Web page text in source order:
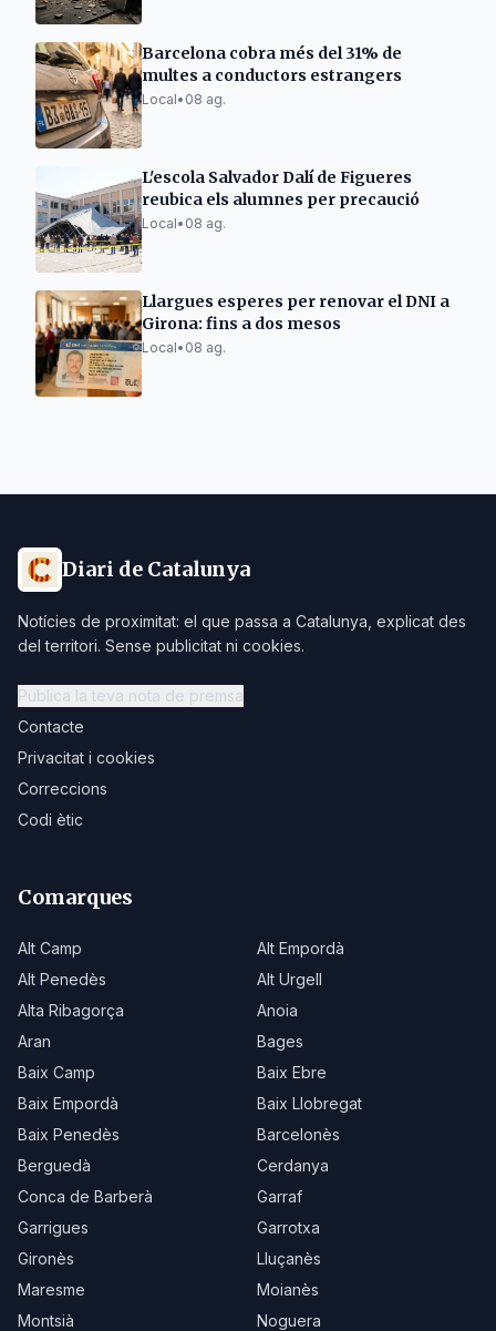
Barcelona cobra més del 31% de
multes a conductors estrangers
Local• 08 ag.
L'escola Salvador Dalí de Figueres
reubica els alumnes per precaució
Local• 08 ag.
Llargues esperes per renovar el DNI a
Girona: fins a dos mesos
Local• 08 ag.
Diari de Catalunya
Notícies de proximitat: el que passa a Catalunya, explicat des
del territori. Sense publicitat ni cookies.
Publica la teva nota de premsa
Contacte
Privacitat i cookies
Correccions
Codi ètic
Comarques
Alt Camp
Alt Empordà
Alt Penedès
Alt Urgell
Alta Ribagorça
Anoia
Aran
Bages
Baix Camp
Baix Ebre
Baix Empordà
Baix Llobregat
Baix Penedès
Barcelonès
Berguedà
Cerdanya
Conca de Barberà
Garraf
Garrigues
Garrotxa
Gironès
Lluçanès
Maresme
Moianès
Montsià
Noguera